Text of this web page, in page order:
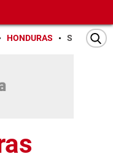
HONDURAS SAN PEDRO